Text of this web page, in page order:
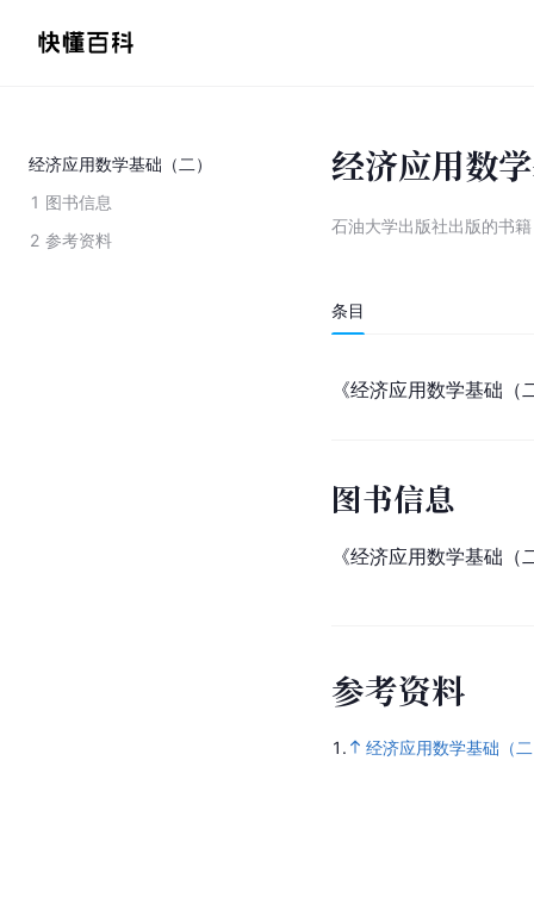
经济应用数学基础（二）
1 图书信息
2 参考资料
经济应用数
石油大学出版社出版的书籍
条目
《经济应用数学基础
图书信息
《经济应用数学基础
参考资料
1. 经济应用数学基础（